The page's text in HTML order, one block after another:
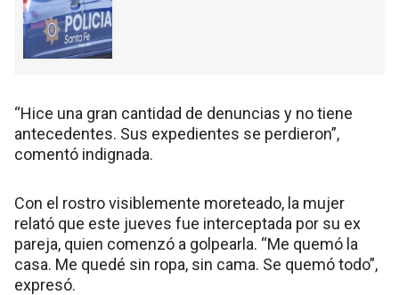
“Hice una gran cantidad de denuncias y no tiene
antecedentes. Sus expedientes se perdieron”,
comentó indignada.
Con el rostro visiblemente moreteado, la mujer
relató que este jueves fue interceptada por su ex
pareja, quien comenzó a golpearla. “Me quemó la
casa. Me quedé sin ropa, sin cama. Se quemó todo”,
expresó.